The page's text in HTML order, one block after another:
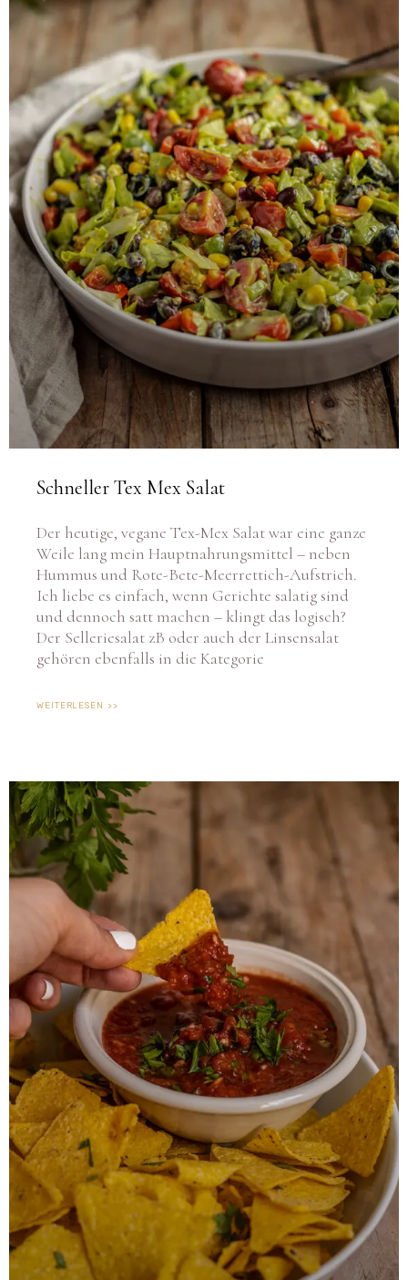
Schneller Tex Mex Salat
Der heutige, vegane Tex-Mex Salat war eine ganze
Weile lang mein Hauptnahrungsmittel – neben
Hummus und Rote-Bete-Meerrettich-Aufstrich.
Ich liebe es einfach, wenn Gerichte salatig sind
und dennoch satt machen – klingt das logisch?
Der Selleriesalat zB oder auch der Linsensalat
gehören ebenfalls in die Kategorie
WEITERLESEN >>